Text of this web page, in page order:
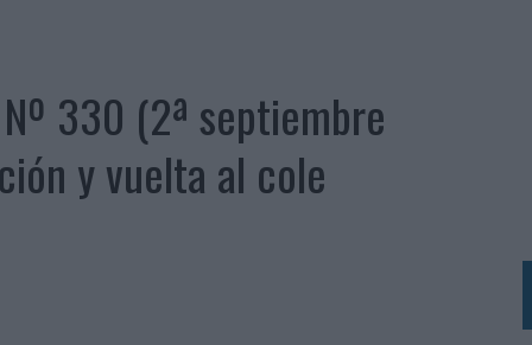
INSPIRADA EN CORNETTO, CALIPPO Y SOLERO
EL PATRIMONIO HISTÓRICO EN ACTIVOS CULTURALES Y ECONÓMICOS
GESTIÓN DE SUS RELACIONES CON LOS MEDIOS
EN SU ÚLTIMA CAMPAÑA INTERNACIONAL
MARCA A LARGO PLAZO Y LA MEDICIÓN SON DOS CARAS DE LA MISMA
330 (2ª septiembre
y vuelta al cole